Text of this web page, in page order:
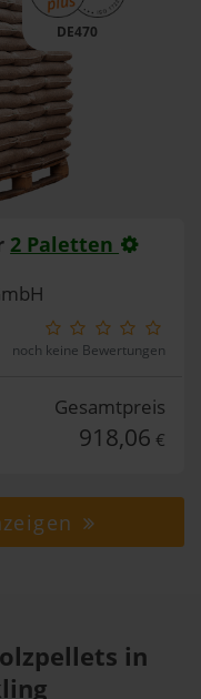
DE470
2 Paletten
noch keine Bewertungen
Gesamtpreis
918,06 €
in